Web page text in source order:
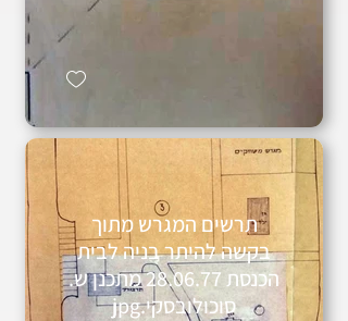
תרשים המגרש מתוך
בקשה להיתר בניה לבית
הכנסת 28.06.77 מתכנן ש.
סוכולובסקי.jpg